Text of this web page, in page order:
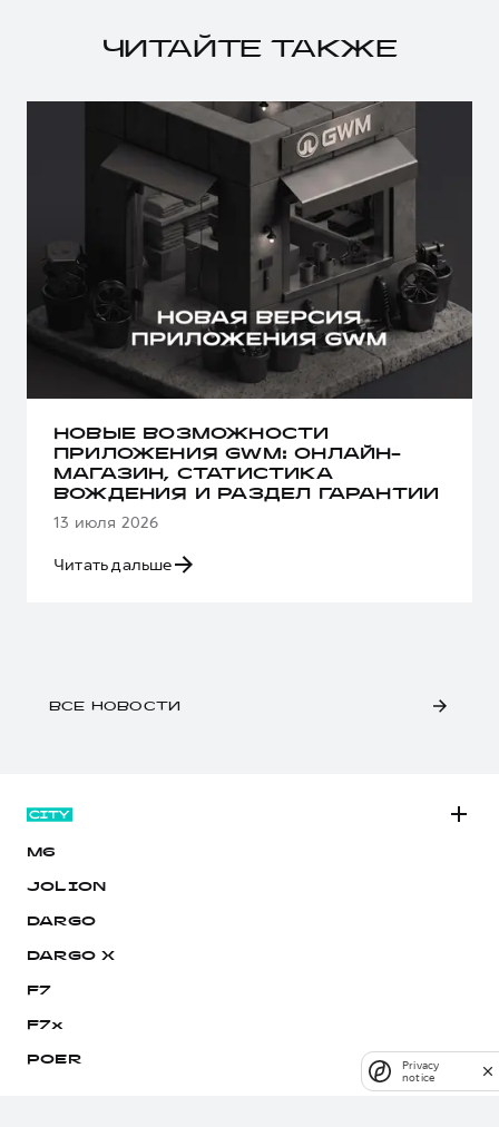
ЧИТАЙТЕ ТАКЖЕ
НОВЫЕ ВОЗМОЖНОСТИ
ПРИЛОЖЕНИЯ GWM: ОНЛАЙН-
МАГАЗИН, СТАТИСТИКА
ВОЖДЕНИЯ И РАЗДЕЛ ГАРАНТИИ
13 июля 2026
Читать дальше
ВСЕ НОВОСТИ
M6
JOLION
DARGO
DARGO Х
F7
F7x
POER
Privacy
notice